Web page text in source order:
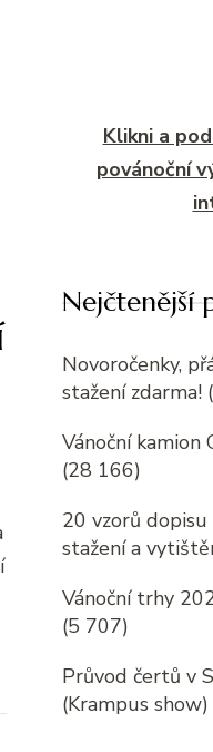
Klikni a
povánoční
Nejčtenější
Novoročenky,
stažení zdarma!
Vánoční kamion
(28 166)
20 vzorů dopisu
stažení a
Vánoční trhy
(5 707)
Průvod čertů v
(Krampus show)